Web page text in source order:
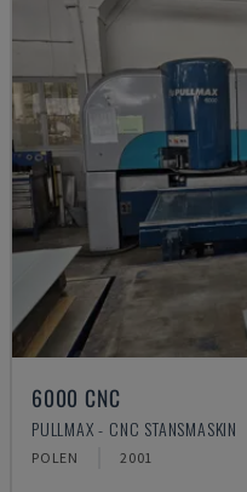
6000 CNC
PULLMAX - CNC STANSMASKIN
POLEN 2001